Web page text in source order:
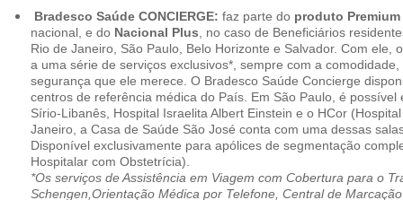
Bradesco Saúde CONCIERGE: faz parte do produto Premium
nacional, e do Nacional Plus , no caso de Beneficiários
Rio de Janeiro, São Paulo, Belo Horizonte e Salvador. Com ele,
a uma série de serviços exclusivos*, sempre com a
segurança que ele merece. O Bradesco Saúde Concierge
centros de referência médica do País. Em São Paulo, é possível
Sírio-Libanês, Hospital Israelita Albert Einstein e o HCor
Janeiro, a Casa de Saúde São José conta com uma dessas
Disponível exclusivamente para apólices de segmentação
Hospitalar com Obstetrícia).
*Os serviços de Assistência em Viagem com Cobertura para o
Schengen,Orientação Médica por Telefone, Central de